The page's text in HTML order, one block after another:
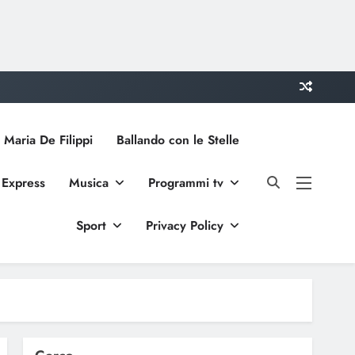
De Filippi Ballando con le Stelle
Musica Programmi tv
Sport Privacy Policy